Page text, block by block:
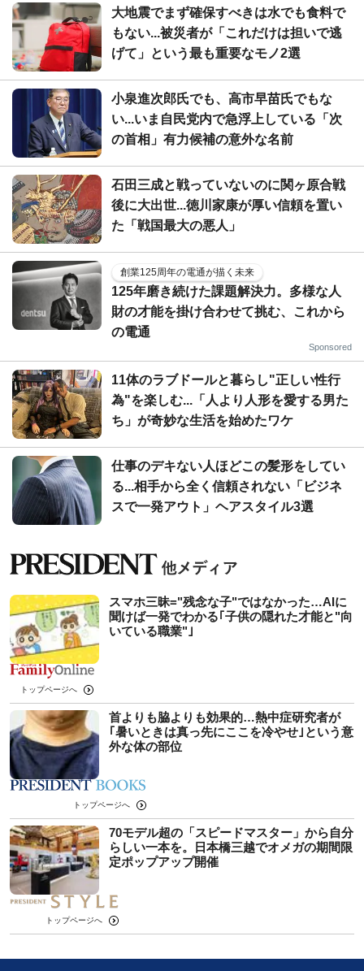
大地震でまず確保すべきは水でも食料で
もない...被災者が「これだけは担いで逃
げて」という最も重要なモノ2選
小泉進次郎氏でも、高市早苗氏でもな
い...いま自民党内で急浮上している「次
の首相」有力候補の意外な名前
石田三成と戦っていないのに関ヶ原合戦
後に大出世...徳川家康が厚い信頼を置い
た「戦国最大の悪人」
創業125周年の電通が描く未来
125年磨き続けた課題解決力。多様な人
財の才能を掛け合わせて挑む、これから
の電通
Sponsored
11体のラブドールと暮らし"正しい性行
為"を楽しむ...「人より人形を愛する男た
ち」が奇妙な生活を始めたワケ
仕事のデキない人ほどこの髪形をしてい
る...相手から全く信頼されない「ビジネ
スで一発アウト」ヘアスタイル3選
スマホ三昧="残念な子"ではなかった…AIに
聞けば一発でわかる｢子供の隠れた才能と"向
いている職業"｣
トップページへ
首よりも脇よりも効果的…熱中症研究者が
｢暑いときは真っ先にここを冷やせ｣という意
外な体の部位
トップページへ
70モデル超の「スピードマスター」から自分
らしい一本を。日本橋三越でオメガの期間限
定ポップアップ開催
トップページへ